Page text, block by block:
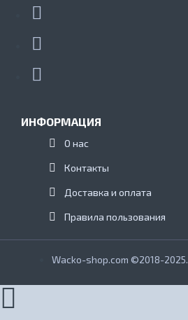
ИНФОРМАЦИЯ
О нас
Контакты
Доставка и оплата
Правила пользования
Wacko-shop.com ©2018-